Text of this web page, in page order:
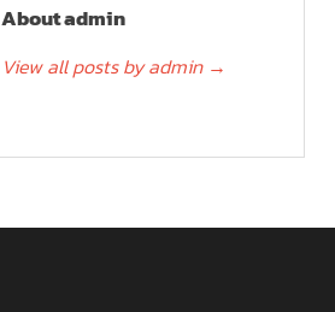
About admin
View all posts by admin →